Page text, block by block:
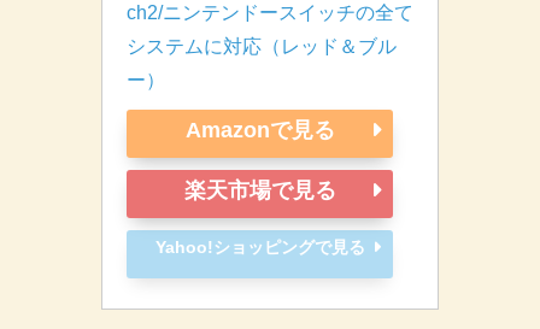
ch2/ニンテンドースイッチの全て
システムに対応（レッド＆ブル
ー）
Amazonで見る
楽天市場で見る
Yahoo!ショッピングで見る